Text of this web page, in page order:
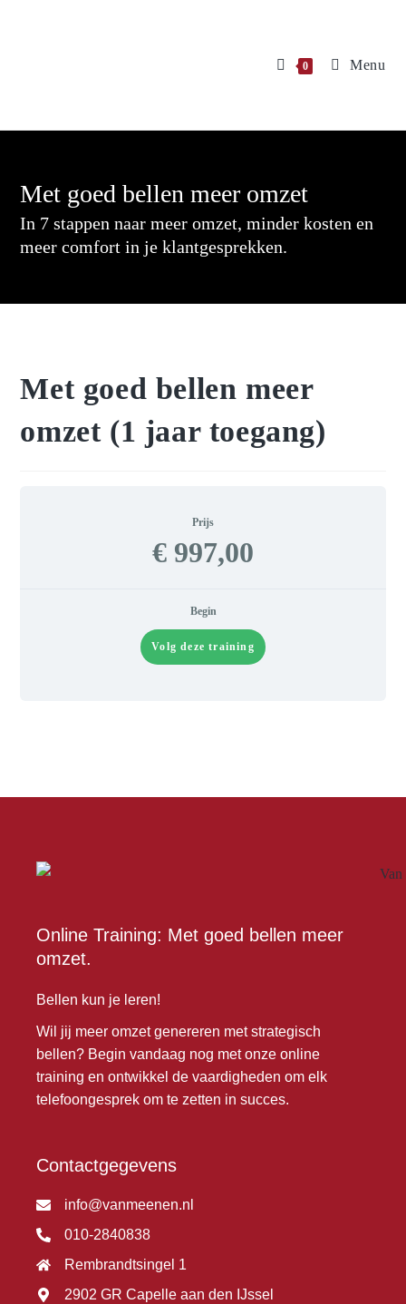
0 Menu
Met goed bellen meer omzet
In 7 stappen naar meer omzet, minder kosten en
meer comfort in je klantgesprekken.
Met goed bellen meer
omzet (1 jaar toegang)
Prijs
€ 997,00
Begin
Volg deze training
Online Training: Met goed bellen meer
omzet.
Bellen kun je leren!
Wil jij meer omzet genereren met strategisch
bellen? Begin vandaag nog met onze online
training en ontwikkel de vaardigheden om elk
telefoongesprek om te zetten in succes.
Contactgegevens
info@vanmeenen.nl
010-2840838
Rembrandtsingel 1
2902 GR Capelle aan den IJssel